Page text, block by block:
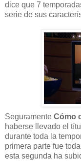
dice que 7
serie de sus
Seguramente Cómo
haberse llevado el
durante toda la
primera parte fue
esta segunda ha